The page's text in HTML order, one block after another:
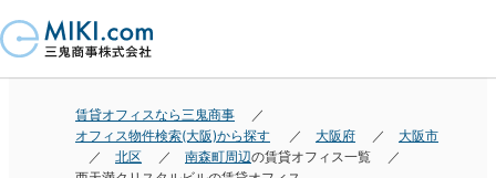
賃貸オフィスなら三鬼商事
オフィス物件検索(大阪)から探す
大阪府
大阪市
北区
南森町周辺の賃貸オフィス一覧